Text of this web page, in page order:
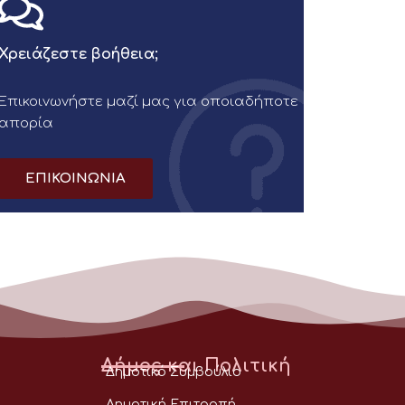
Χρειάζεστε βοήθεια;
Επικοινωνήστε μαζί μας για οποιαδήποτε
απορία
ΕΠΙΚΟΙΝΩΝΙΑ
Δήμος και Πολιτική
Δημοτικό Συμβούλιο